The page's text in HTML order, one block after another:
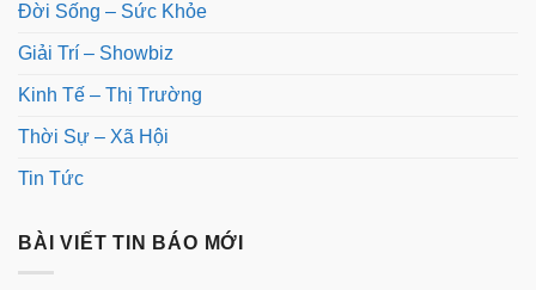
Đời Sống – Sức Khỏe
Giải Trí – Showbiz
Kinh Tế – Thị Trường
Thời Sự – Xã Hội
Tin Tức
BÀI VIẾT TIN BÁO MỚI